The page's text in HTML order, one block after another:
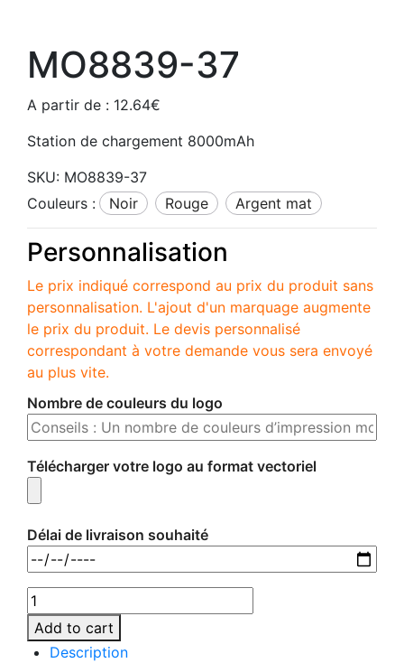
MO8839-37
A partir de : 12.64€
Station de chargement 8000mAh
SKU: MO8839-37
Couleurs :
noir rouge argent mat
Personnalisation
Le prix indiqué correspond au prix du produit sans
personnalisation. L'ajout d'un marquage augmente
le prix du produit. Le devis personnalisé
correspondant à votre demande vous sera envoyé
au plus vite.
Nombre de couleurs du logo
Télécharger votre logo au format vectoriel
Délai de livraison souhaité
Add to cart
Description